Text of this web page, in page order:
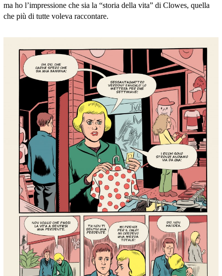
ma ho l’impressione che sia la “storia della vita” di Clowes, quella
che più di tutte voleva raccontare.